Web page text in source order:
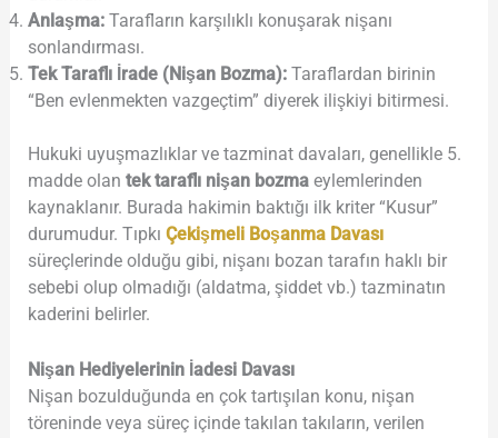
Anlaşma:Tarafların karşılıklı konuşarak nişanı
sonlandırması.
Tek Taraflı İrade (Nişan Bozma):Taraflardan birinin
“Ben evlenmekten vazgeçtim” diyerek ilişkiyi bitirmesi.
Hukuki uyuşmazlıklar ve tazminat davaları, genellikle 5.
madde olan tek taraflı nişan bozmaeylemlerinden
kaynaklanır. Burada hakimin baktığı ilk kriter “Kusur”
durumudur. Tıpkı Çekişmeli Boşanma Davası
süreçlerinde olduğu gibi, nişanı bozan tarafın haklı bir
sebebi olup olmadığı (aldatma, şiddet vb.) tazminatın
kaderini belirler.
Nişan Hediyelerinin İadesi Davası
Nişan bozulduğunda en çok tartışılan konu, nişan
töreninde veya süreç içinde takılan takıların, verilen